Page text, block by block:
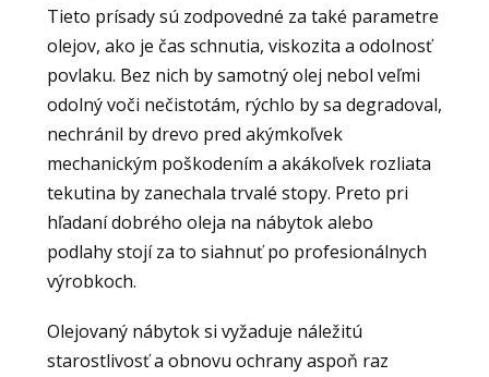
Tieto prísady sú zodpovedné za také parametre
olejov, ako je čas schnutia, viskozita a odolnosť
povlaku. Bez nich by samotný olej nebol veľmi
odolný voči nečistotám, rýchlo by sa degradoval,
nechránil by drevo pred akýmkoľvek
mechanickým poškodením a akákoľvek rozliata
tekutina by zanechala trvalé stopy. Preto pri
hľadaní dobrého oleja na nábytok alebo
podlahy stojí za to siahnuť po profesionálnych
výrobkoch.
Olejovaný nábytok si vyžaduje náležitú
starostlivosť a obnovu ochrany aspoň raz